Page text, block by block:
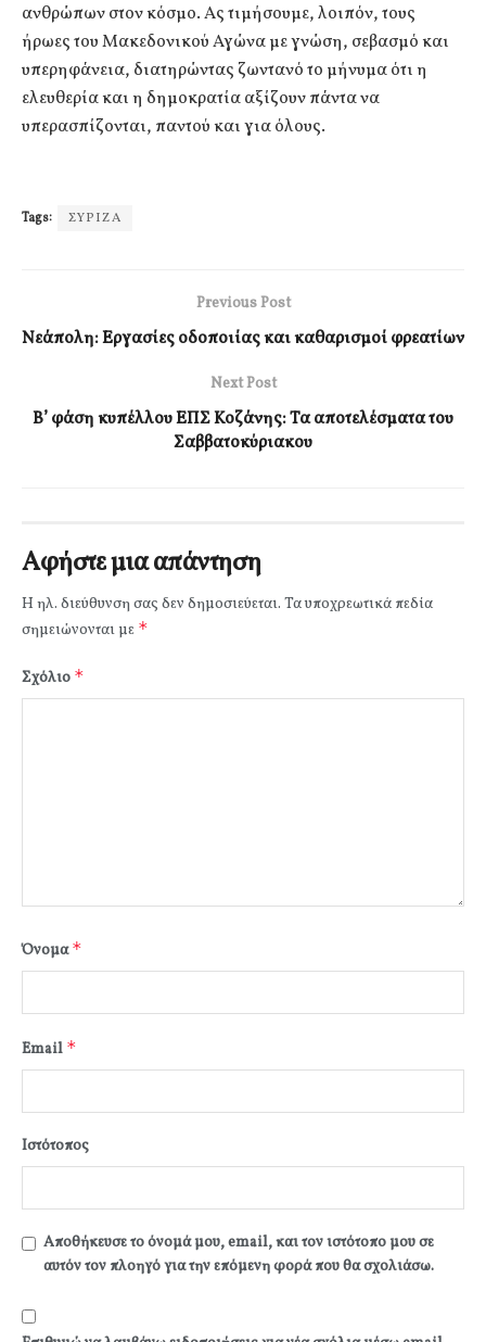
ανθρώπων στον κόσμο. Ας τιμήσουμε, λοιπόν, τους
ήρωες του Μακεδονικού Αγώνα με γνώση, σεβασμό και
υπερηφάνεια, διατηρώντας ζωντανό το μήνυμα ότι η
ελευθερία και η δημοκρατία αξίζουν πάντα να
υπερασπίζονται, παντού και για όλους.
Tags: ΣΥΡΙΖΑ
Previous Post
Νεάπολη: Εργασίες οδοποιίας και καθαρισμοί φρεατίων
Next Post
Β’ φάση κυπέλλου ΕΠΣ Κοζάνης: Τα αποτελέσματα του
Σαββατοκύριακου
Αφήστε μια απάντηση
Η ηλ. διεύθυνση σας δεν δημοσιεύεται. Τα υποχρεωτικά πεδία
σημειώνονται με *
Σχόλιο *
Όνομα*
Email *
Ιστότοπος
Αποθήκευσε το όνομά μου, email, και τον ιστότοπο μου σε
αυτόν τον πλοηγό για την επόμενη φορά που θα σχολιάσω.